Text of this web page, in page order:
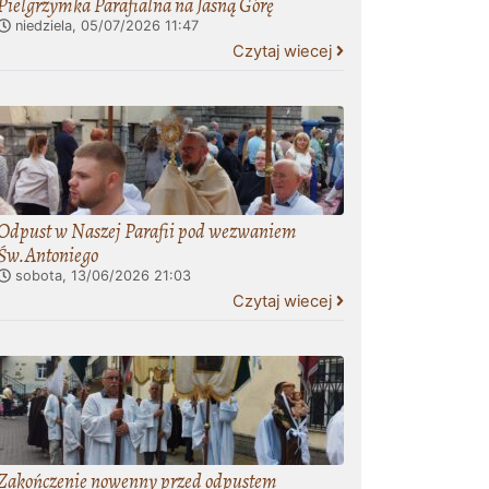
niedziela, 05/07/2026 11:47
Czytaj wiecej
w Naszej Parafii pod wezwaniem
sobota, 13/06/2026 21:03
Czytaj wiecej
nowenny przed odpustem